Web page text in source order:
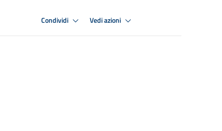
Condividi Vedi azioni